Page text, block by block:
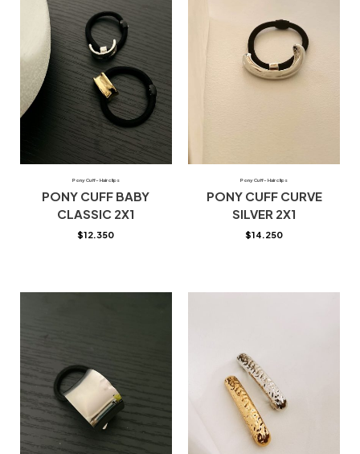
Pony Cuff- Hair clips
PONY CUFF BABY
CLASSIC 2X1
$12.350
Pony Cuff- Hair clips
PONY CUFF CURVE
SILVER 2X1
$14.250